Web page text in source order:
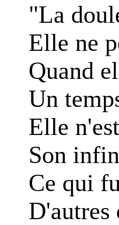
"La
Elle ne
Quand
Un
Elle
Son
Ce qui